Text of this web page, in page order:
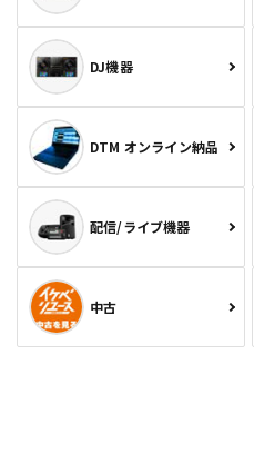
DJ機器
DTM オンライン納品
配信/ライブ機器
中古